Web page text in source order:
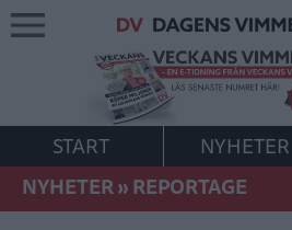
START NYHETER
NYHETER»REPORTAGE